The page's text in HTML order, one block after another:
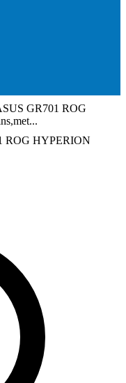
GR701 ROG
ROG HYPERION